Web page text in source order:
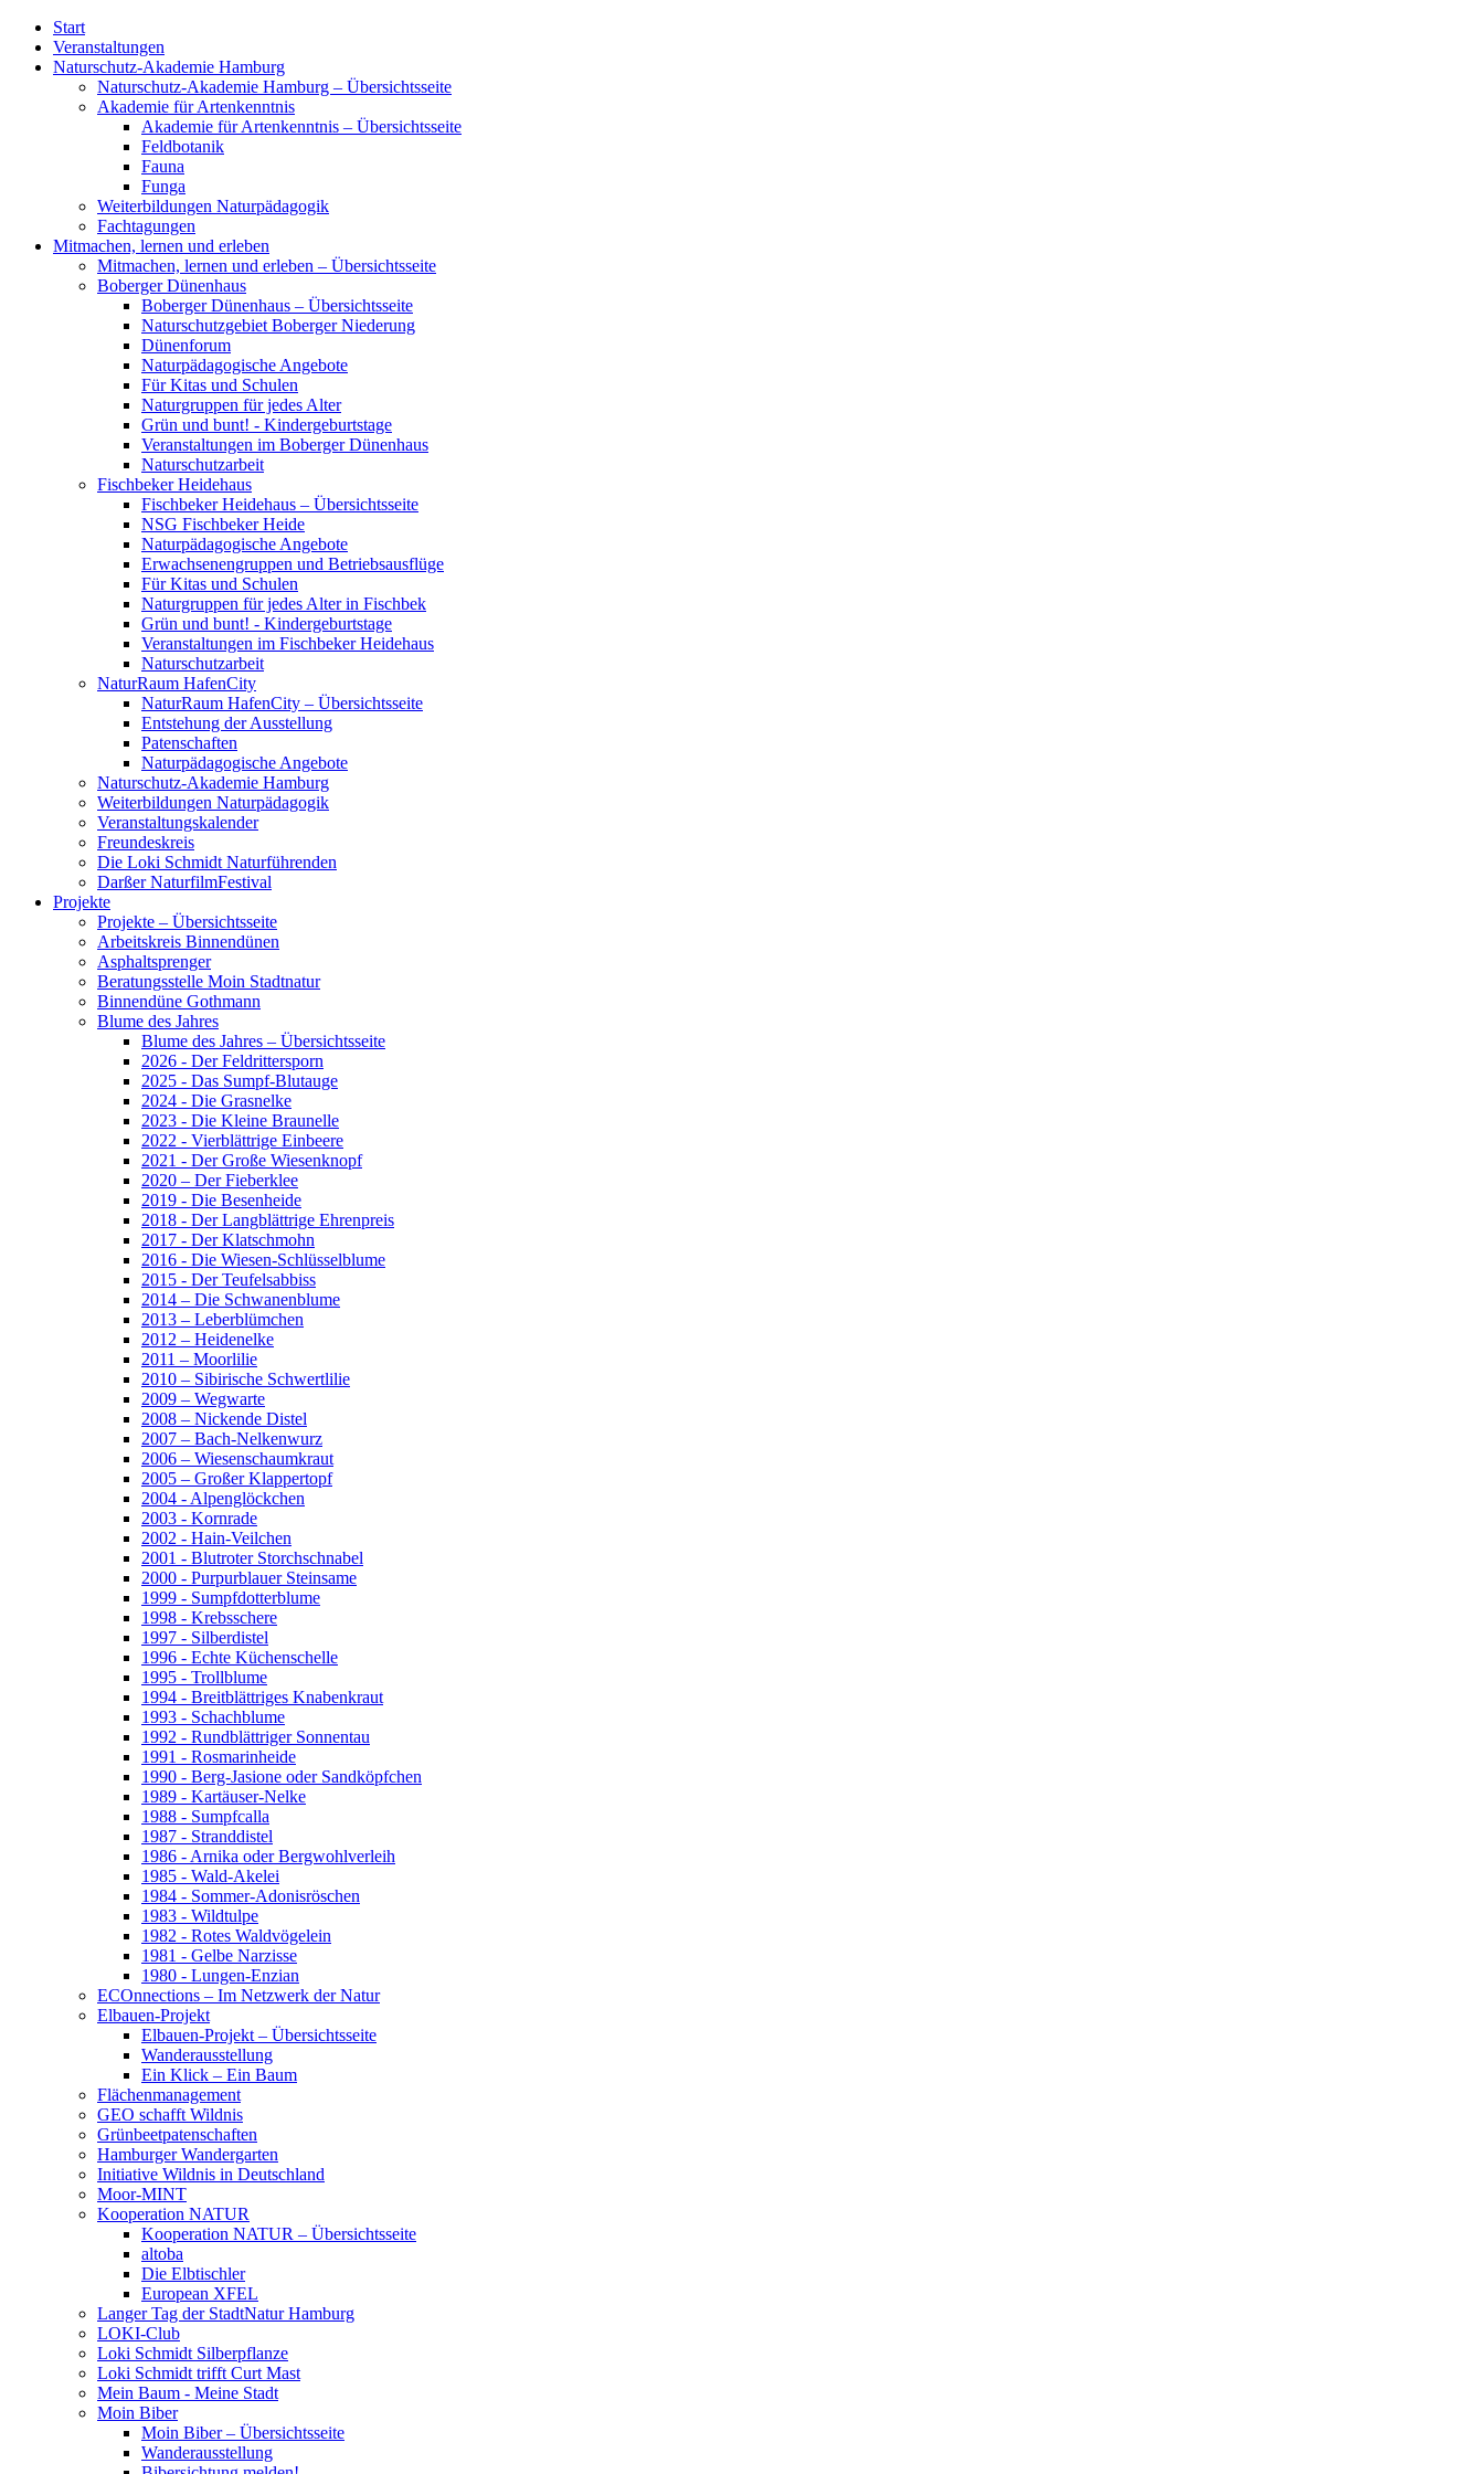
Start
Veranstaltungen
Naturschutz-Akademie Hamburg
Naturschutz-Akademie Hamburg – Übersichtsseite
Akademie für Artenkenntnis
Akademie für Artenkenntnis – Übersichtsseite
Feldbotanik
Fauna
Funga
Weiterbildungen Naturpädagogik
Fachtagungen
Mitmachen, lernen und erleben
Mitmachen, lernen und erleben – Übersichtsseite
Boberger Dünenhaus
Boberger Dünenhaus – Übersichtsseite
Naturschutzgebiet Boberger Niederung
Dünenforum
Naturpädagogische Angebote
Für Kitas und Schulen
Naturgruppen für jedes Alter
Grün und bunt! - Kindergeburtstage
Veranstaltungen im Boberger Dünenhaus
Naturschutzarbeit
Fischbeker Heidehaus
Fischbeker Heidehaus – Übersichtsseite
NSG Fischbeker Heide
Naturpädagogische Angebote
Erwachsenengruppen und Betriebsausflüge
Für Kitas und Schulen
Naturgruppen für jedes Alter in Fischbek
Grün und bunt! - Kindergeburtstage
Veranstaltungen im Fischbeker Heidehaus
Naturschutzarbeit
NaturRaum HafenCity
NaturRaum HafenCity – Übersichtsseite
Entstehung der Ausstellung
Patenschaften
Naturpädagogische Angebote
Naturschutz-Akademie Hamburg
Weiterbildungen Naturpädagogik
Veranstaltungskalender
Freundeskreis
Die Loki Schmidt Naturführenden
Darßer NaturfilmFestival
Projekte
Projekte – Übersichtsseite
Arbeitskreis Binnendünen
Asphaltsprenger
Beratungsstelle Moin Stadtnatur
Binnendüne Gothmann
Blume des Jahres
Blume des Jahres – Übersichtsseite
2026 - Der Feldrittersporn
2025 - Das Sumpf-Blutauge
2024 - Die Grasnelke
2023 - Die Kleine Braunelle
2022 - Vierblättrige Einbeere
2021 - Der Große Wiesenknopf
2020 – Der Fieberklee
2019 - Die Besenheide
2018 - Der Langblättrige Ehrenpreis
2017 - Der Klatschmohn
2016 - Die Wiesen-Schlüsselblume
2015 - Der Teufelsabbiss
2014 – Die Schwanenblume
2013 – Leberblümchen
2012 – Heidenelke
2011 – Moorlilie
2010 – Sibirische Schwertlilie
2009 – Wegwarte
2008 – Nickende Distel
2007 – Bach-Nelkenwurz
2006 – Wiesenschaumkraut
2005 – Großer Klappertopf
2004 - Alpenglöckchen
2003 - Kornrade
2002 - Hain-Veilchen
2001 - Blutroter Storchschnabel
2000 - Purpurblauer Steinsame
1999 - Sumpfdotterblume
1998 - Krebsschere
1997 - Silberdistel
1996 - Echte Küchenschelle
1995 - Trollblume
1994 - Breitblättriges Knabenkraut
1993 - Schachblume
1992 - Rundblättriger Sonnentau
1991 - Rosmarinheide
1990 - Berg-Jasione oder Sandköpfchen
1989 - Kartäuser-Nelke
1988 - Sumpfcalla
1987 - Stranddistel
1986 - Arnika oder Bergwohlverleih
1985 - Wald-Akelei
1984 - Sommer-Adonisröschen
1983 - Wildtulpe
1982 - Rotes Waldvögelein
1981 - Gelbe Narzisse
1980 - Lungen-Enzian
ECOnnections – Im Netzwerk der Natur
Elbauen-Projekt
Elbauen-Projekt – Übersichtsseite
Wanderausstellung
Ein Klick – Ein Baum
Flächenmanagement
GEO schafft Wildnis
Grünbeetpatenschaften
Hamburger Wandergarten
Initiative Wildnis in Deutschland
Moor-MINT
Kooperation NATUR
Kooperation NATUR – Übersichtsseite
altoba
Die Elbtischler
European XFEL
Langer Tag der StadtNatur Hamburg
LOKI-Club
Loki Schmidt Silberpflanze
Loki Schmidt trifft Curt Mast
Mein Baum - Meine Stadt
Moin Biber
Moin Biber – Übersichtsseite
Wanderausstellung